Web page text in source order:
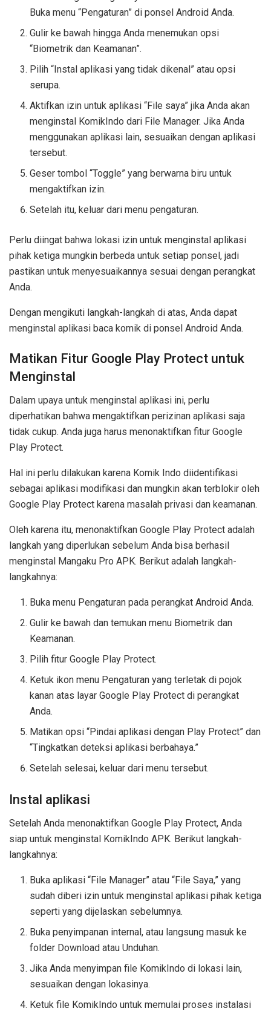
Buka menu “Pengaturan” di ponsel Android Anda.
Gulir ke bawah hingga Anda menemukan opsi
“Biometrik dan Keamanan”.
Pilih “Instal aplikasi yang tidak dikenal” atau opsi
serupa.
Aktifkan izin untuk aplikasi “File saya” jika Anda akan
menginstal KomikIndo dari File Manager. Jika Anda
menggunakan aplikasi lain, sesuaikan dengan aplikasi
tersebut.
Geser tombol “Toggle” yang berwarna biru untuk
mengaktifkan izin.
Setelah itu, keluar dari menu pengaturan.
Perlu diingat bahwa lokasi izin untuk menginstal aplikasi
pihak ketiga mungkin berbeda untuk setiap ponsel, jadi
pastikan untuk menyesuaikannya sesuai dengan perangkat
Anda.
Dengan mengikuti langkah-langkah di atas, Anda dapat
menginstal aplikasi baca komik di ponsel Android Anda.
Matikan Fitur Google Play Protect untuk
Menginstal
Dalam upaya untuk menginstal aplikasi ini, perlu
diperhatikan bahwa mengaktifkan perizinan aplikasi saja
tidak cukup. Anda juga harus menonaktifkan fitur Google
Play Protect.
Hal ini perlu dilakukan karena Komik Indo diidentifikasi
sebagai aplikasi modifikasi dan mungkin akan terblokir oleh
Google Play Protect karena masalah privasi dan keamanan.
Oleh karena itu, menonaktifkan Google Play Protect adalah
langkah yang diperlukan sebelum Anda bisa berhasil
menginstal Mangaku Pro APK. Berikut adalah langkah-
langkahnya:
Buka menu Pengaturan pada perangkat Android Anda.
Gulir ke bawah dan temukan menu Biometrik dan
Keamanan.
Pilih fitur Google Play Protect.
Ketuk ikon menu Pengaturan yang terletak di pojok
kanan atas layar Google Play Protect di perangkat
Anda.
Matikan opsi “Pindai aplikasi dengan Play Protect” dan
“Tingkatkan deteksi aplikasi berbahaya.”
Setelah selesai, keluar dari menu tersebut.
Instal aplikasi
Setelah Anda menonaktifkan Google Play Protect, Anda
siap untuk menginstal KomikIndo APK. Berikut langkah-
langkahnya:
Buka aplikasi “File Manager” atau “File Saya,” yang
sudah diberi izin untuk menginstal aplikasi pihak ketiga
seperti yang dijelaskan sebelumnya.
Buka penyimpanan internal, atau langsung masuk ke
folder Download atau Unduhan.
Jika Anda menyimpan file KomikIndo di lokasi lain,
sesuaikan dengan lokasinya.
Ketuk file KomikIndo untuk memulai proses instalasi